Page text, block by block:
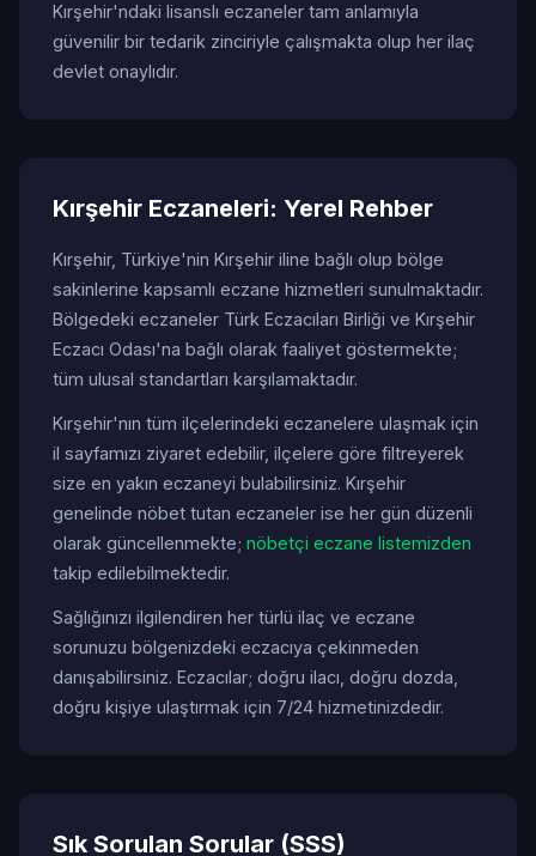
Kırşehir'ndaki lisanslı eczaneler tam anlamıyla
güvenilir bir tedarik zinciriyle çalışmakta olup her ilaç
devlet onaylıdır.
Kırşehir Eczaneleri: Yerel Rehber
Kırşehir, Türkiye'nin Kırşehir iline bağlı olup bölge
sakinlerine kapsamlı eczane hizmetleri sunulmaktadır.
Bölgedeki eczaneler Türk Eczacıları Birliği ve Kırşehir
Eczacı Odası'na bağlı olarak faaliyet göstermekte;
tüm ulusal standartları karşılamaktadır.
Kırşehir'nın tüm ilçelerindeki eczanelere ulaşmak için
il sayfamızı ziyaret edebilir, ilçelere göre filtreyerek
size en yakın eczaneyi bulabilirsiniz. Kırşehir
genelinde nöbet tutan eczaneler ise her gün düzenli
olarak güncellenmekte; nöbetçi eczane listemizden
takip edilebilmektedir.
Sağlığınızı ilgilendiren her türlü ilaç ve eczane
sorunuzu bölgenizdeki eczacıya çekinmeden
danışabilirsiniz. Eczacılar; doğru ilacı, doğru dozda,
doğru kişiye ulaştırmak için 7/24 hizmetinizdedir.
Sık Sorulan Sorular (SSS)